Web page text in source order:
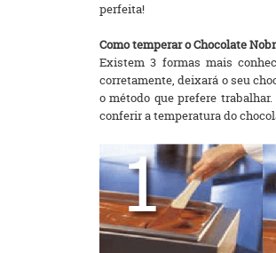
perfeita!
Como temperar o Chocolate
Existem 3 formas mais
corretamente, deixará o seu
o método que prefere
conferir a temperatura do